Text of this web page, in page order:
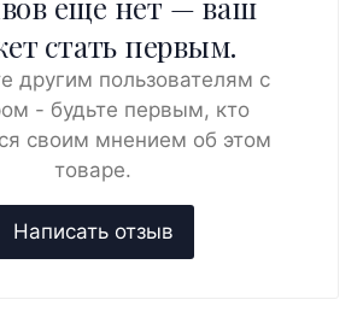
стать первым.
другим пользователям с
- будьте первым, кто
своим мнением об этом
товаре.